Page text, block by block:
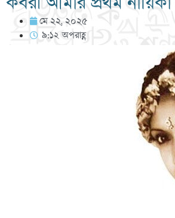
মে ২২, ২০২৫
৯:১২ অপরাহ্ণ